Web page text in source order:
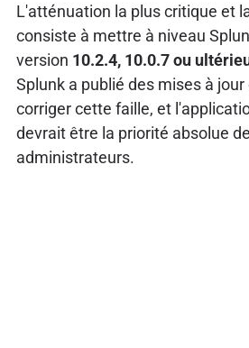
L'atténuation la plus critique et
consiste à mettre à niveau
version 10.2.4, 10.0.7 ou
Splunk a publié des mises à
corriger cette faille, et
devrait être la priorité absolue
administrateurs.